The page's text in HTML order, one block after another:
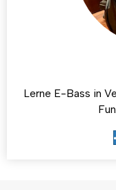
Lerne E-Bass in